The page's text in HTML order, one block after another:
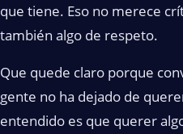
que tiene. Eso no merece
también algo de respeto.
Que quede claro porque
gente no ha dejado de
entendido es que querer